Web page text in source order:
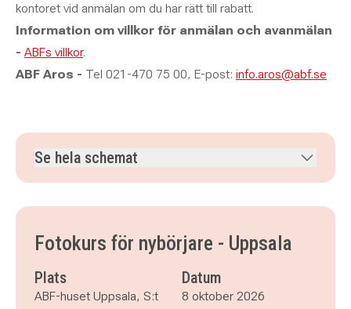
kontoret vid anmälan om du har rätt till rabatt.
Information om villkor för anmälan och avanmälan
- ABFs villkor.
ABF Aros - Tel 021-470 75 00, E-post: info.aros@abf.se
Se hela schemat
torsdag 22 oktober 2026
klockan 18.00–19.30
torsdag 5 november 2026 klockan 18.00–19.30
torsdag 12 november 2026 klockan 18.00–19.30
torsdag 19 november 2026
klockan 18.00–19.30
Fotokurs för nybörjare - Uppsala
Plats
ABF-huset Uppsala, S:t
Datum
8 oktober 2026